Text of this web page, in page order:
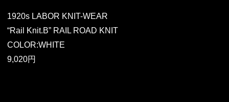
1920s LABOR KNIT-WEAR
“Rail Knit.B” RAIL ROAD KNIT
COLOR:WHITE
9,020円